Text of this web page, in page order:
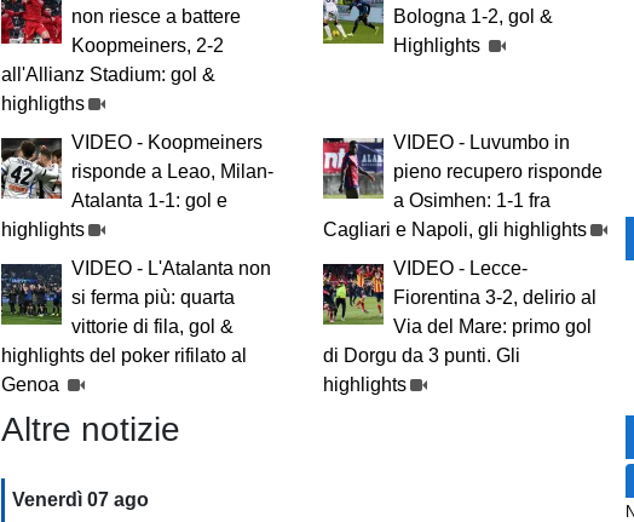
non riesce a battere
Koopmeiners, 2-2
all'Allianz Stadium: gol &
highligths
Bologna 1-2, gol &
Highlights
VIDEO - Koopmeiners
risponde a Leao, Milan-
Atalanta 1-1: gol e
highlights
VIDEO - Luvumbo in
pieno recupero risponde
a Osimhen: 1-1 fra
Cagliari e Napoli, gli highlights
VIDEO - L'Atalanta non
si ferma più: quarta
vittorie di fila, gol &
highlights del poker rifilato al
Genoa
VIDEO - Lecce-
Fiorentina 3-2, delirio al
Via del Mare: primo gol
di Dorgu da 3 punti. Gli
highlights
Altre notizie
Venerdì 07 ago